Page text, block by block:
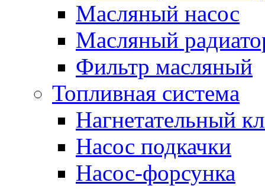
Масляный насос
Масляный
Фильтр масляный
Топливная система
Нагнетательный
Насос подкачки
Насос-форсунка